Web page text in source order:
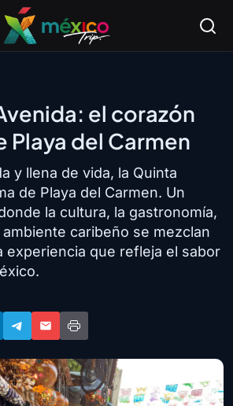
el corazón
Playa del Carmen
y llena de vida, la Quinta
de Playa del Carmen. Un
la cultura, la gastronomía,
caribeño se mezclan
experiencia que refleja el sabor